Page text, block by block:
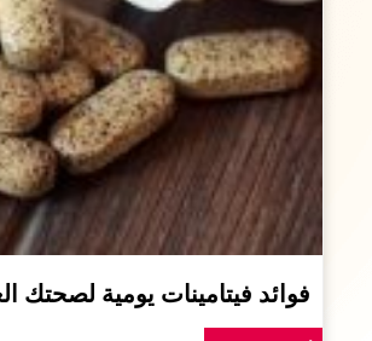
فوائد فيتامينات يومية لصحتك